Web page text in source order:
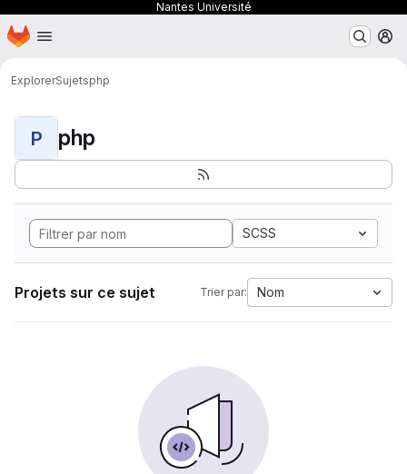
Nantes Université
Passer au contenu principal
Page d'accueil
ExplorerSujetsphp
P php
SCSS
Projets sur ce sujet Trier par: Nom